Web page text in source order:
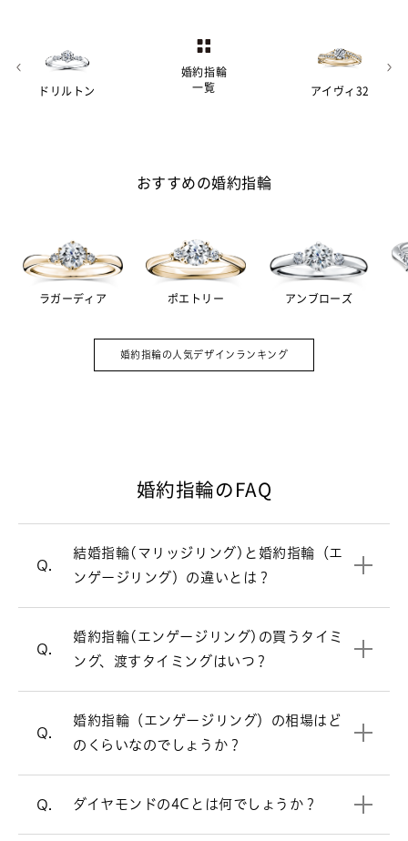
婚約指輪
一覧
ドリルトン アイヴィ32
おすすめの婚約指輪
ラガーディア ポエトリー アンブローズ
婚約指輪の人気デザインランキング
婚約指輪のFAQ
Q.
結婚指輪(マリッジリング)と婚約指輪（エ
ンゲージリング）の違いとは？
約束した証として贈る記念品。その意味
を強めるため、ダイヤモンドをあしらっ
結婚指輪（マリッジリング） 一覧はこちら
Q.
婚約指輪(エンゲージリング)の買うタイミ
ング、渡すタイミングはいつ？
婚約指輪（エンゲージリング）のおつく
るため、お渡ししたい日の2～3ヵ月前に
は用意を始めておくと安心です。
プロポーズに指輪は必要？
Q.
婚約指輪（エンゲージリング）の相場はど
のくらいなのでしょうか？
婚約指輪（エンゲージリング）の相場は
て価格が変わります。ご要望に合わせて
ご提案させていただきます。
婚約指輪の相場について詳しく見る
Q. ダイヤモンドの4Cとは何でしょうか？
ダイヤモンドの4Cとは、ダイヤモンドの
品質を表す基準となるものです。カット
頭文字をとった用語で「4C」と呼ばれて
います。
4Cについて詳しく見る
とができます。また0.18ct以上のダイヤ
モンドのガードル部分に、メッセージを
せください。
A.
が根強く人気ですが、他にも様々なデザ
インがあります。
ストレートラインの婚約指輪を見る
ウェーブラインの婚約指輪を見る
V字ラインの婚約指輪を見る